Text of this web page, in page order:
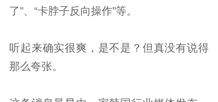
了”、“卡脖子反向操作”等。
听起来确实很爽，是不是？但真没有说得
那么夸张。